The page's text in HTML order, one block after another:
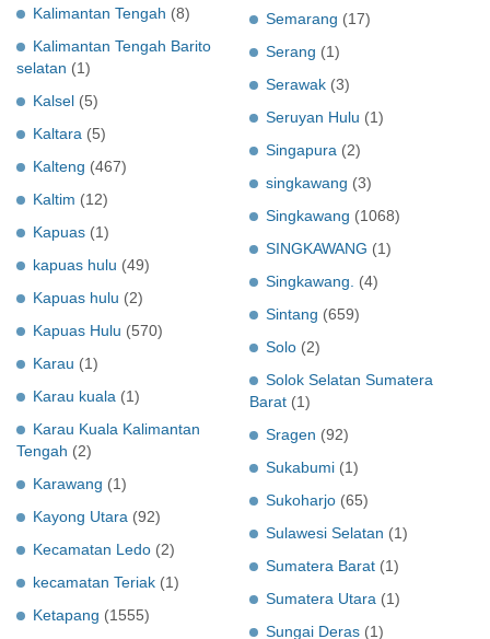
Kalimantan Tengah (8)
Kalimantan Tengah Barito
selatan (1)
Kalsel (5)
Kaltara (5)
Kalteng (467)
Kaltim (12)
Kapuas (1)
kapuas hulu (49)
Kapuas hulu (2)
Kapuas Hulu (570)
Karau (1)
Karau kuala (1)
Karau Kuala Kalimantan
Tengah (2)
Karawang (1)
Kayong Utara (92)
Kecamatan Ledo (2)
kecamatan Teriak (1)
Ketapang (1555)
Semarang (17)
Serang (1)
Serawak (3)
Seruyan Hulu (1)
Singapura (2)
singkawang (3)
Singkawang (1068)
SINGKAWANG (1)
Singkawang.
(4)
Sintang (659)
Solo (2)
Solok Selatan Sumatera
Barat (1)
Sragen (92)
Sukabumi (1)
Sukoharjo (65)
Sulawesi Selatan (1)
Sumatera Barat (1)
Sumatera Utara (1)
Sungai Deras (1)